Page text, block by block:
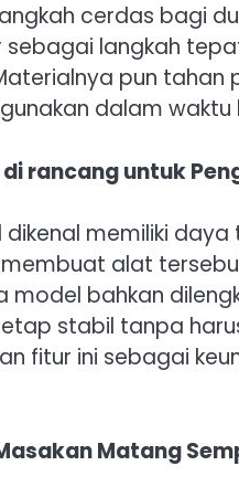
cerdas bagi
langkah
pun tahan
dalam waktu
rancang untuk
memiliki
alat
model bahkan
stabil tanpa
fitur ini sebagai
Matang